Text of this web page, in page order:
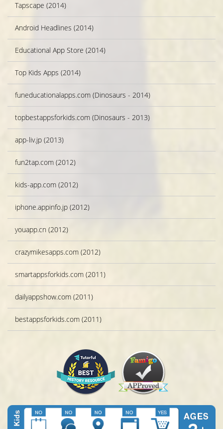
Tapscape (2014)
Android Headlines (2014)
Educational App Store (2014)
Top Kids Apps (2014)
funeducationalapps.com (Dinosaurs - 2014)
topbestappsforkids.com (Dinosaurs - 2013)
app-liv.jp (2013)
fun2tap.com (2012)
kids-app.com (2012)
iphone.appinfo.jp (2012)
youapp.cn (2012)
crazymikesapps.com (2012)
smartappsforkids.com (2011)
dailyappshow.com (2011)
bestappsforkids.com (2011)